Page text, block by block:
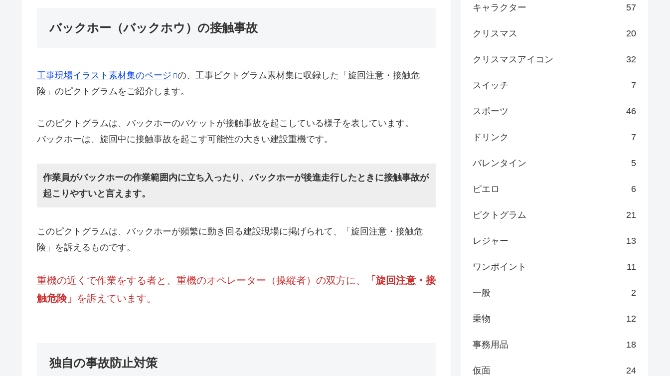
バックホー（バックホウ）の接触事故
工事現場イラスト素材集のページ
の、工事ピクトグラム素材集に収録した「旋回注意・接触危
険」のピクトグラムをご紹介します。
このピクトグラムは、バックホーのバケットが接触事故を起こしている様子を表しています。
バックホーは、旋回中に接触事故を起こす可能性の大きい建設重機です。
作業員がバックホーの作業範囲内に立ち入ったり、バックホーが後進走行したときに接触事故が
起こりやすいと言えます。
このピクトグラムは、バックホーが頻繁に動き回る建設現場に掲げられて、「旋回注意・接触危
険」を訴えるものです。
重機の近くで作業をする者と、重機のオペレーター（操縦者）の双方に、
「旋回注意・接
触危険」 を訴えています。
独自の事故防止対策
キャラクター 57
クリスマス 20
クリスマスアイコン 32
スイッチ 7
スポーツ 46
ドリンク 7
バレンタイン 5
ピエロ 6
ピクトグラム 21
レジャー 13
ワンポイント 11
一般 2
乗物 12
事務用品 18
仮面 24